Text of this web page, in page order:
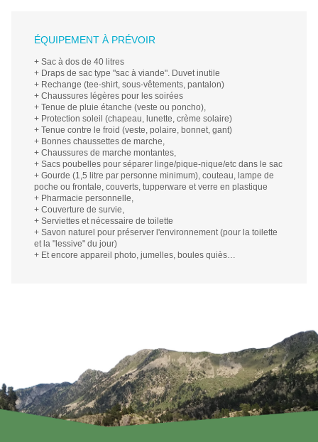
ÉQUIPEMENT À PRÉVOIR
+ Sac à dos de 40 litres
+ Draps de sac type "sac à viande". Duvet inutile
+ Rechange (tee-shirt, sous-vêtements, pantalon)
+ Chaussures légères pour les soirées
+ Tenue de pluie étanche (veste ou poncho),
+ Protection soleil (chapeau, lunette, crème solaire)
+ Tenue contre le froid (veste, polaire, bonnet, gant)
+ Bonnes chaussettes de marche,
+ Chaussures de marche montantes,
+ Sacs poubelles pour séparer linge/pique-nique/etc dans le sac
+ Gourde (1,5 litre par personne minimum), couteau, lampe de
poche ou frontale, couverts, tupperware et verre en plastique
+ Pharmacie personnelle,
+ Couverture de survie,
+ Serviettes et nécessaire de toilette
+ Savon naturel pour préserver l'environnement (pour la toilette
et la "lessive" du jour)
+ Et encore appareil photo, jumelles, boules quiès…